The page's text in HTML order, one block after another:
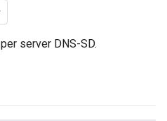
server DNS-SD.